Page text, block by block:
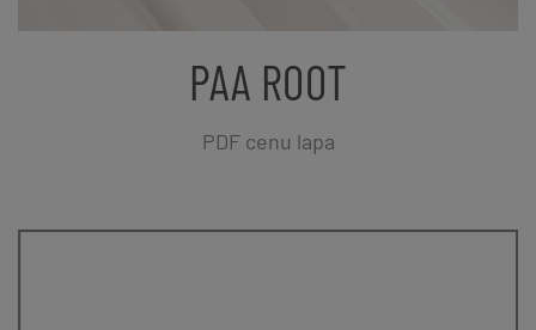
PAA ROOT
PDF cenu lapa